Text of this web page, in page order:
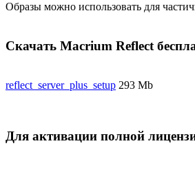
Образы можно использовать для
Скачать Macrium Reflect
reflect_server_plus_setup 293 Mb
Для активации полной